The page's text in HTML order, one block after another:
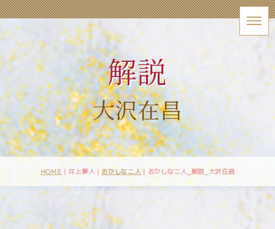
解説
大沢在昌
HOME | 井上夢人 | おかしな二人 | おかしな二人_解説_大沢在昌